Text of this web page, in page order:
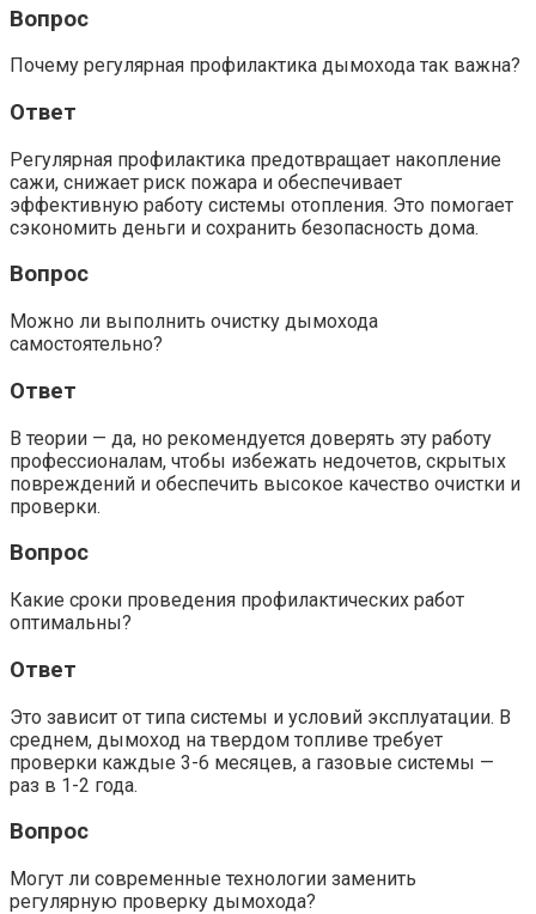
Вопрос
Почему регулярная профилактика дымохода так важна?
Ответ
Регулярная профилактика предотвращает накопление
сажи, снижает риск пожара и обеспечивает
эффективную работу системы отопления. Это помогает
сэкономить деньги и сохранить безопасность дома.
Вопрос
Можно ли выполнить очистку дымохода
самостоятельно?
Ответ
В теории — да, но рекомендуется доверять эту работу
профессионалам, чтобы избежать недочетов, скрытых
повреждений и обеспечить высокое качество очистки и
проверки.
Вопрос
Какие сроки проведения профилактических работ
оптимальны?
Ответ
Это зависит от типа системы и условий эксплуатации. В
среднем, дымоход на твердом топливе требует
проверки каждые 3-6 месяцев, а газовые системы —
раз в 1-2 года.
Вопрос
Могут ли современные технологии заменить
регулярную проверку дымохода?